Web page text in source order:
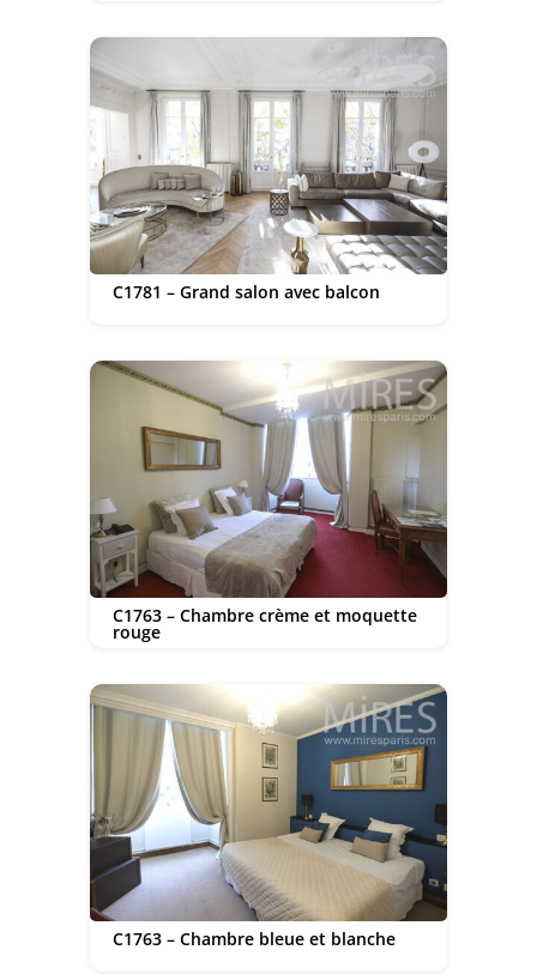
C1781 – Grand salon avec balcon
C1763 – Chambre crème et moquette
rouge
C1763 – Chambre bleue et blanche